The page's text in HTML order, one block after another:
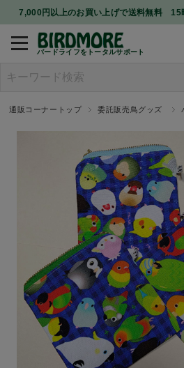
7,000円以上のお買い上げで送料無料 15
バードライフをトータルサポート
通販コーナートップ 委託販売鳥グッズ